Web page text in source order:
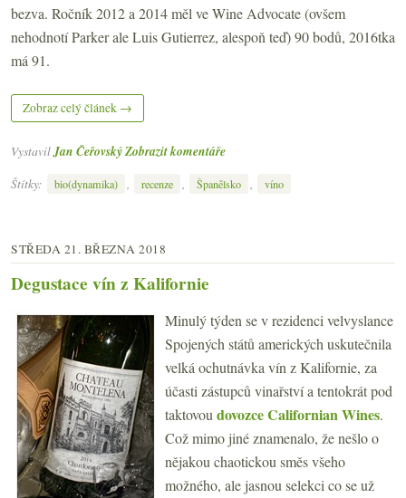
bezva. Ročník 2012 a 2014 měl ve Wine Advocate (ovšem
nehodnotí Parker ale Luis Gutierrez, alespoň teď) 90 bodů, 2016tka
má 91.
Zobraz celý článek →
Vystavil Jan ČeřovskýZobrazit komentáře
Štítky:
bio(dynamika) , recenze , Španělsko , víno
STŘEDA 21. BŘEZNA 2018
Degustace vín z Kalifornie
Minulý týden se v rezidenci velvyslance
Spojených států amerických uskutečnila
velká ochutnávka vín z Kalifornie, za
účasti zástupců vinařství a tentokrát pod
taktovoudovozce Californian Wines.
Což mimo jiné znamenalo, že nešlo o
nějakou chaotickou směs všeho
možného, ale jasnou selekci co se už